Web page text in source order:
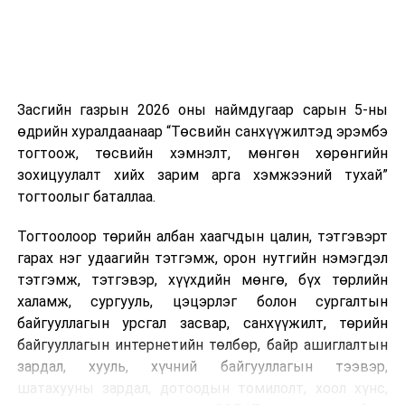
Шинэ хууль Францын зах зээлд үйлчилдэг гадаадын
дуудлагын төвүүдэд нөлөөлөхөөр байна. Тухайлбал,
Мароккогийн дуудлагын төвүүдийн орлогын 80 гаруй
хувь Францын зах зээлээс бүрддэг бөгөөд тус улсын
40–50 мянган ажлын байр эрсдэлд орж болзошгүйг
Засгийн газрын 2026 оны наймдугаар сарын 5-ны
өдрийн хуралдаанаар “Төсвийн санхүүжилтэд эрэмбэ
тогтоож, төсвийн хэмнэлт, мөнгөн хөрөнгийн
зохицуулалт хийх зарим арга хэмжээний тухай”
тогтоолыг баталлаа.
Тогтоолоор төрийн албан хаагчдын цалин, тэтгэвэрт
гарах нэг удаагийн тэтгэмж, орон нутгийн нэмэгдэл
тэтгэмж, тэтгэвэр, хүүхдийн мөнгө, бүх төрлийн
халамж, сургууль, цэцэрлэг болон сургалтын
байгууллагын урсгал засвар, санхүүжилт, төрийн
байгууллагын интернетийн төлбөр, байр ашиглалтын
зардал, хууль, хүчний байгууллагын тээвэр,